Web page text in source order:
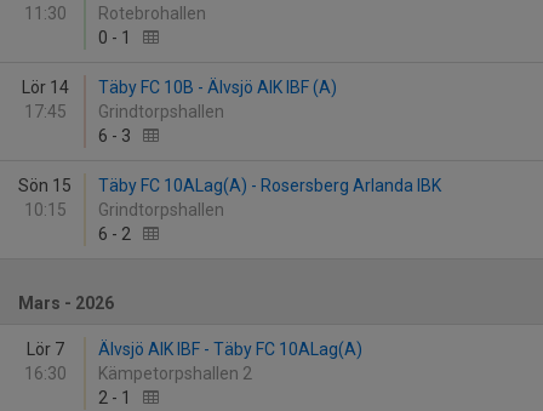
11:30
Rotebrohallen
0 - 1
Lör 14
17:45
Täby FC 10B - Älvsjö AIK IBF (A)
Grindtorpshallen
6 - 3
Sön 15
10:15
Täby FC 10ALag(A) - Rosersberg Arlanda IBK
Grindtorpshallen
6 - 2
Mars - 2026
Lör 7
16:30
Älvsjö AIK IBF - Täby FC 10ALag(A)
Kämpetorpshallen 2
2 - 1